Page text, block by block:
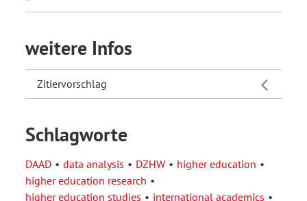
weitere Infos
Zitiervorschlag
Schlagworte
DAAD data analysis DZHW
higher education
higher education research
higher education studies
international academics